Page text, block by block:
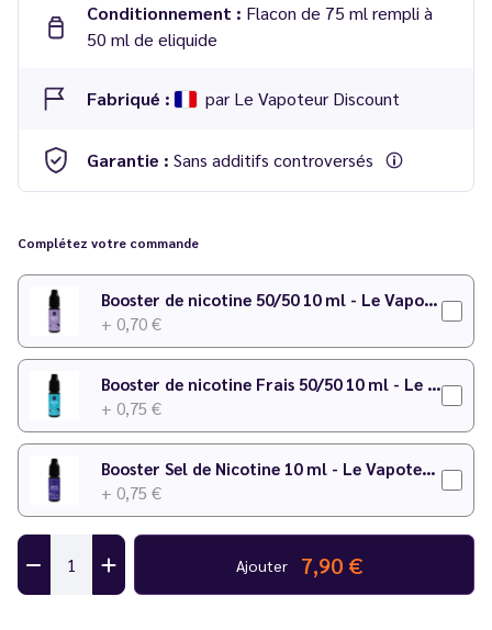
Conditionnement : Flacon de 75 ml rempli à
50 ml de eliquide
Fabriqué : par Le Vapoteur Discount
Garantie : Sans additifs controversés
Discount
Inspirée du célèbre Ragnarok, Le Vapoteur Discount a
développé pour vous cette saveur inédite qui met les fruits
rouges à l'honneur !
Complétez votre commande
Booster de nicotine 50/50 10 ml - Le Vapoteur Discount
+ 0,70 €
Booster de nicotine Frais 50/50 10 ml - Le Vapoteur Discount
+ 0,75 €
Booster Sel de Nicotine 10 ml - Le Vapoteur Discount
+ 0,75 €
Ajouter 7,90 €